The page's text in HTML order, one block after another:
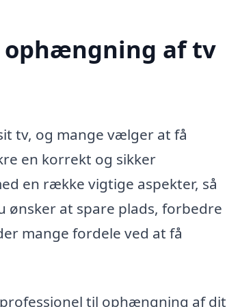
ophængning af tv
tv, og mange vælger at få
en korrekt og sikker
en række vigtige aspekter, så
ønsker at spare plads, forbedre
mange fordele ved at få
til ophængning af dit